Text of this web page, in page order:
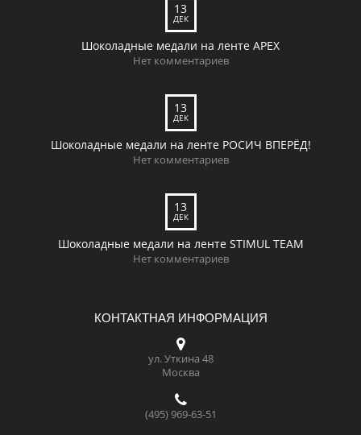
13
ДЕК
Шоколадные медали на ленте APEX
Нет комментариев
13
ДЕК
Шоколадные медали на ленте РОСИЧ ВПЕРЁД!
Нет комментариев
13
ДЕК
Шоколадные медали на ленте STIMUL TEAM
Нет комментариев
КОНТАКТНАЯ ИНФОРМАЦИЯ
ул. Уткина 48
Москва
(495) 969-63-51